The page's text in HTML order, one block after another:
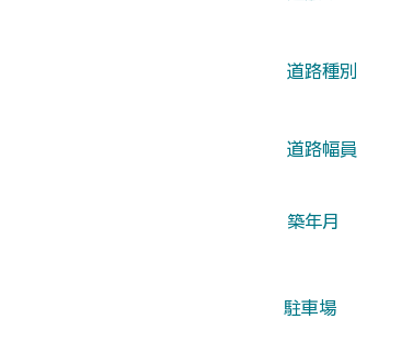
​道路種別
​道路幅員
​築年月
​駐車場